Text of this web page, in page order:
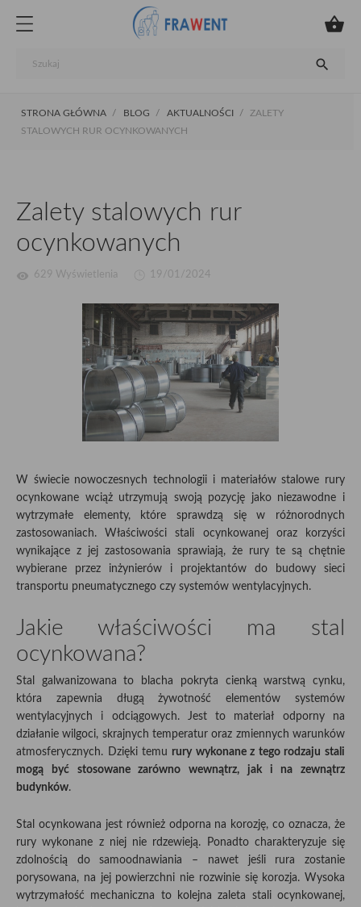


STRONA GŁÓWNA BLOG AKTUALNOŚCI
ZALETY
STALOWYCH RUR OCYNKOWANYCH
Zalety stalowych rur
ocynkowanych
visibility 629 Wyświetlenia 19/01/2024
W świecie nowoczesnych technologii i materiałów stalowe rury
ocynkowane wciąż utrzymują swoją pozycję jako niezawodne i
wytrzymałe elementy, które sprawdzą się w różnorodnych
zastosowaniach. Właściwości stali ocynkowanej oraz korzyści
wynikające z jej zastosowania sprawiają, że rury te są chętnie
wybierane przez inżynierów i projektantów do budowy sieci
transportu pneumatycznego czy systemów wentylacyjnych.
Jakie właściwości ma stal
ocynkowana?
Stal galwanizowana to blacha pokryta cienką warstwą cynku,
która zapewnia długą żywotność elementów systemów
wentylacyjnych i odciągowych. Jest to materiał odporny na
działanie wilgoci, skrajnych temperatur oraz zmiennych warunków
atmosferycznych. Dzięki temu rury wykonane z tego rodzaju stali
mogą być stosowane zarówno wewnątrz, jak i na zewnątrz
budynków.
Stal ocynkowana jest również odporna na korozję, co oznacza, że
rury wykonane z niej nie rdzewieją. Ponadto charakteryzuje się
zdolnością do samoodnawiania – nawet jeśli rura zostanie
porysowana, na jej powierzchni nie rozwinie się korozja. Wysoka
wytrzymałość mechaniczna to kolejna zaleta stali ocynkowanej,